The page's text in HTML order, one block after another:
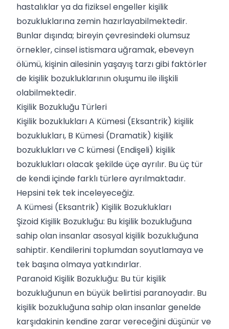
hastalıklar ya da fiziksel engeller kişilik
bozukluklarına zemin hazırlayabilmektedir.
Bunlar dışında; bireyin çevresindeki olumsuz
örnekler, cinsel istismara uğramak, ebeveyn
ölümü, kişinin ailesinin yaşayış tarzı gibi faktörler
de kişilik bozukluklarının oluşumu ile ilişkili
olabilmektedir.
Kişilik Bozukluğu Türleri
Kişilik bozuklukları A Kümesi (Eksantrik) kişilik
bozuklukları, B Kümesi (Dramatik) kişilik
bozuklukları ve C kümesi (Endişeli) kişilik
bozuklukları olacak şekilde üçe ayrılır. Bu üç tür
de kendi içinde farklı türlere ayrılmaktadır.
Hepsini tek tek inceleyeceğiz.
A Kümesi (Eksantrik) Kişilik Bozuklukları
Şizoid Kişilik Bozukluğu: Bu kişilik bozukluğuna
sahip olan insanlar asosyal kişilik bozukluğuna
sahiptir. Kendilerini toplumdan soyutlamaya ve
tek başına olmaya yatkındırlar.
Paranoid Kişilik Bozukluğu: Bu tür kişilik
bozukluğunun en büyük belirtisi paranoyadır. Bu
kişilik bozukluğuna sahip olan insanlar genelde
karşıdakinin kendine zarar vereceğini düşünür ve